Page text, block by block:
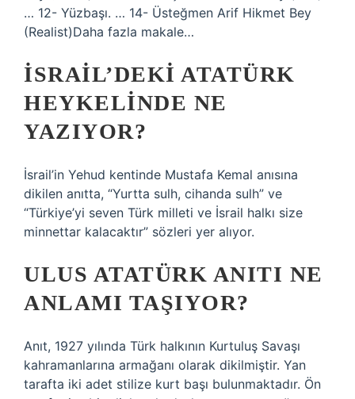
… 12- Yüzbaşı. … 14- Üsteğmen Arif Hikmet Bey
(Realist)Daha fazla makale…
İSRAIL’DEKI ATATÜRK
HEYKELINDE NE
YAZIYOR?
İsrail’in Yehud kentinde Mustafa Kemal anısına
dikilen anıtta, “Yurtta sulh, cihanda sulh” ve
“Türkiye’yi seven Türk milleti ve İsrail halkı size
minnettar kalacaktır” sözleri yer alıyor.
ULUS ATATÜRK ANITI NE
ANLAMI TAŞIYOR?
Anıt, 1927 yılında Türk halkının Kurtuluş Savaşı
kahramanlarına armağanı olarak dikilmiştir. Yan
tarafta iki adet stilize kurt başı bulunmaktadır. Ön